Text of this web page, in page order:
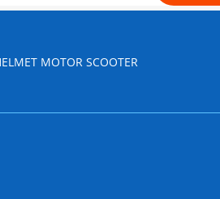
MOTOR SCOOTER